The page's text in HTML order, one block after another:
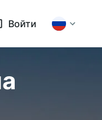
Войти